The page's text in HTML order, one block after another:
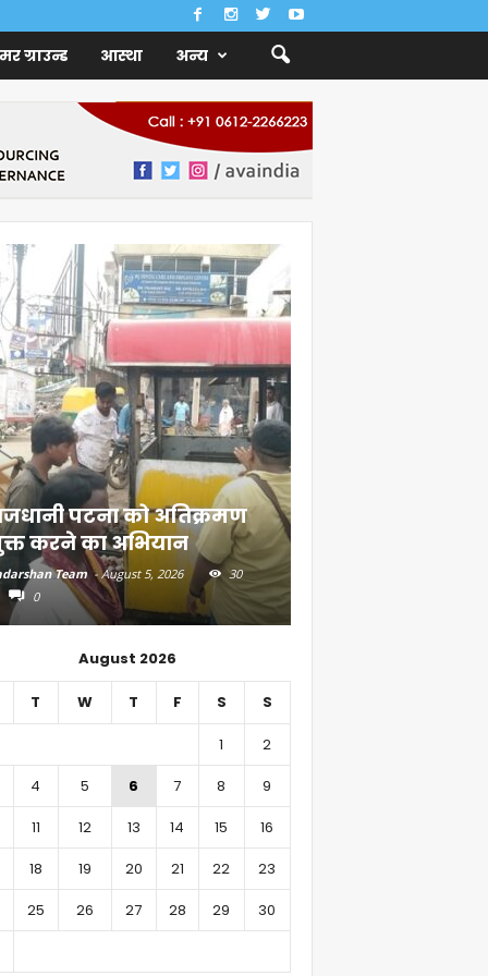
ग्राउन्ड आस्था अन्य
पटना को अतिक्रमण
करने का अभियान
Team - August 5, 2026
30
0
August 2026
T W T F S S
1
2
4 5 6 7 8
9
11 12 13 14 15
16
18 19 20 21 22
23
25 26 27 28 29
30